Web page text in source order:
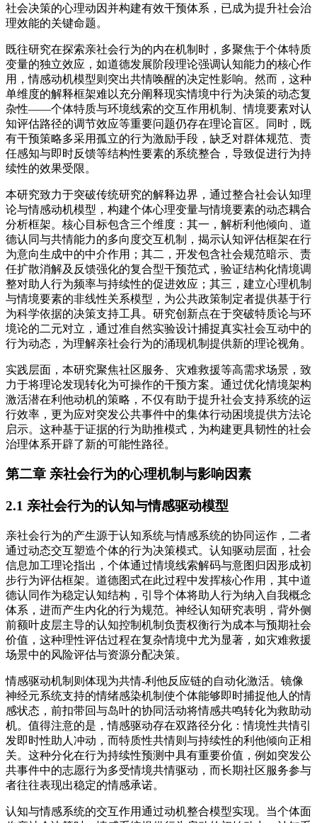
社会决策的心理动因并构建有效干预体系，已成为提升社会治
理效能的关键命题。
既往研究在探索亲社会行为的内在机制时，多聚焦于个体特质
变量的独立效应，如道德发展阶段理论强调认知能力的核心作
用，情感动机模型则突出共情唤醒的决定性影响。然而，这种
单维度的解释框架难以充分阐释现实情境中行为决策的动态复
杂性——个体特质与环境线索的交互作用机制、情境要素对认
知评估路径的调节效应等重要问题仍存在理论盲区。同时，既
有干预策略多采用孤立的行为激励手段，缺乏对群体规范、责
任感知与即时反馈等结构性要素的系统整合，导致促进行为持
续性的效果受限。
本研究致力于突破传统研究的解释边界，通过整合社会认知理
论与情感动机模型，构建个体心理变量与情境要素的动态耦合
分析框架。核心目标包含三个维度：其一，解析利他倾向、道
德认同与共情能力的多向度交互机制，揭示认知评估框架在行
为意向生成中的中介作用；其二，开发包含社会规范暗示、责
任扩散消解及反馈强化的复合型干预范式，验证结构化情境调
整对助人行为频率与持续性的促进效应；其三，建立心理机制
与情境要素的非线性关系模型，为公共政策制定者提供基于行
为科学依据的决策支持工具。研究创新点在于突破特质论与环
境论的二元对立，通过准自然实验设计捕捉真实社会互动中的
行为动态，为理解亲社会行为的涌现机制提供新的理论视角。
实践层面，本研究聚焦社区服务、灾难救援等高需求场景，致
力于将理论发现转化为可操作的干预方案。通过优化情境架构
激活潜在利他动机的策略，不仅有助于提升社会支持系统的运
行效率，更为应对突发公共事件中的集体行动困境提供方法论
启示。这种基于证据的行为助推模式，为构建更具韧性的社会
治理体系开辟了新的可能性路径。
第二章 亲社会行为的心理机制与影响因素
2.1 亲社会行为的认知与情感驱动模型
亲社会行为的产生源于认知系统与情感系统的协同运作，二者
通过动态交互塑造个体的行为决策模式。认知驱动层面，社会
信息加工理论指出，个体通过情境线索解码与意图归因形成初
步行为评估框架。道德图式在此过程中发挥核心作用，其中道
德认同作为稳定认知结构，引导个体将助人行为纳入自我概念
体系，进而产生内化的行为规范。神经认知研究表明，背外侧
前额叶皮层主导的认知控制机制负责权衡行为成本与预期社会
价值，这种理性评估过程在复杂情境中尤为显著，如灾难救援
场景中的风险评估与资源分配决策。
情感驱动机制则体现为共情-利他反应链的自动化激活。镜像
神经元系统支持的情绪感染机制使个体能够即时捕捉他人的情
感状态，前扣带回与岛叶的协同活动将情感共鸣转化为救助动
机。值得注意的是，情感驱动存在双路径分化：情境性共情引
发即时性助人冲动，而特质性共情则与持续性的利他倾向正相
关。这种分化在行为持续性预测中具有重要价值，例如突发公
共事件中的志愿行为多受情境共情驱动，而长期社区服务参与
者往往表现出稳定的情感承诺。
认知与情感系统的交互作用通过动机整合模型实现。当个体面